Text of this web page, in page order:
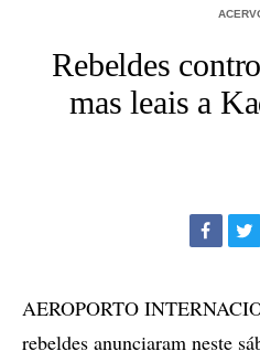
Rebeldes
mas leais a
AEROPORTO
rebeldes anunciaram neste